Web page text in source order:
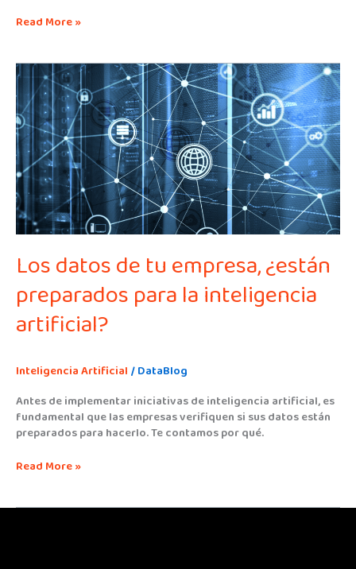
Read More »
Los datos de tu empresa, ¿están
preparados para la inteligencia
artificial?
Inteligencia Artificial /DataBlog
Antes de implementar iniciativas de inteligencia artificial, es
fundamental que las empresas verifiquen si sus datos están
preparados para hacerlo. Te contamos por qué.
Los
datos
de
tu
empresa,
¿están
preparados
para
la
inteligencia
artificial?
Read More »